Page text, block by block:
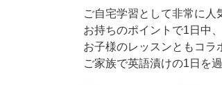
ご自宅学習として非常に
お持ちのポイントで1日中
お子様のレッスンともコラ
ご家族で英語漬けの1日を